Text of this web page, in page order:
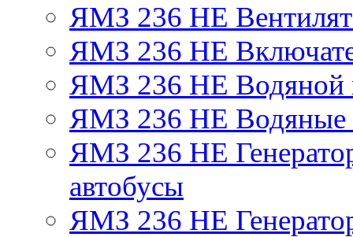
ЯМЗ 236 НЕ
ЯМЗ 236 НЕ
ЯМЗ 236 НЕ Водяной
ЯМЗ 236 НЕ Водяные
ЯМЗ 236 НЕ
автобусы
ЯМЗ 236 НЕ